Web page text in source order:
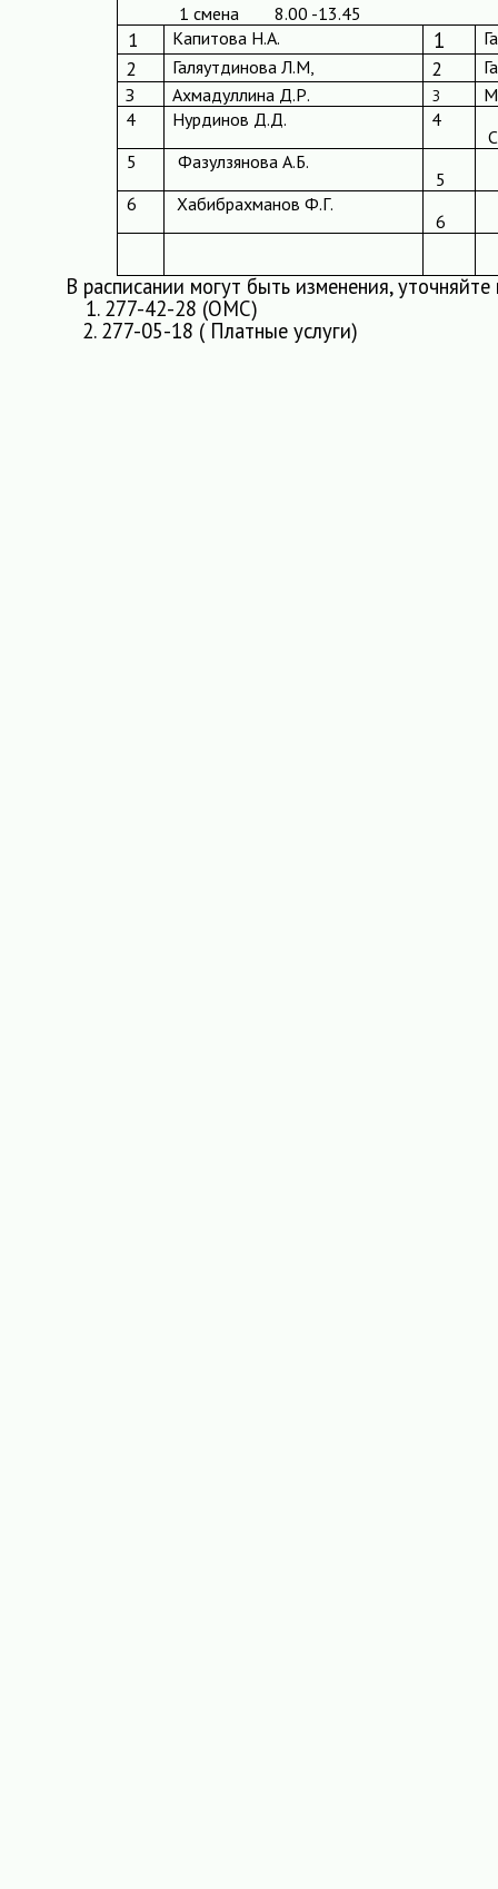
1 смена 8.00 -13.45
1 Капитова Н.А. 1
2 Галяутдинова Л.М, 2
З
Ахмадуллина Д.Р. З
4
Нурдинов Д.Д.
4
5
Фазулзянова А.Б.
5
6
Хабибрахманов Ф.Г.
6
В расписании могут быть изменения,
1. 277-42-28 (ОМС)
2. 277-05-18 ( Платные услуги)